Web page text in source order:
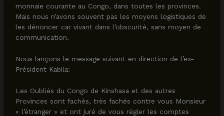
monnaie courante au Congo, dans toutes les provinces.
Mais nous n’avons souvent pas les moyens logistiques de
les dénoncer car vivant dans l’obscurité, sans moyen de
communication.
Nous lançons le message suivant en direction de l’ex-
Président Kabila:
Les Oubliés du Congo de Kinshasa et des autres
Provinces sont fachés, très fachés contre vous Monsieur
« l’étranger » et ont juré de vous régler les comptes